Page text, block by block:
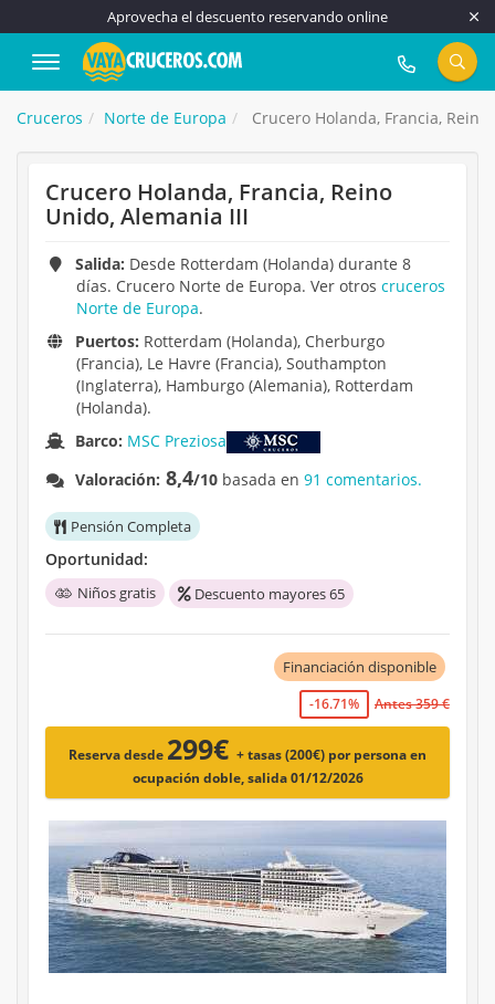
Aprovecha el descuento reservando online
917 815 555
Cruceros Norte de Europa Crucero Holanda, Francia,
Crucero Holanda, Francia, Reino
Unido, Alemania III
Salida: Desde Rotterdam (Holanda) durante 8
días. Crucero Norte de Europa. Ver otros cruceros
Norte de Europa.
Puertos: Rotterdam (Holanda), Cherburgo
(Francia), Le Havre (Francia), Southampton
(Inglaterra), Hamburgo (Alemania), Rotterdam
(Holanda).
Barco: MSC Preziosa
Valoración: 8,4/10 basada en91 comentarios.
Pensión Completa
Oportunidad:
Niños gratis Descuento mayores 65
Financiación disponible
-16.71% Antes 359 €
Reserva desde 299€ + tasas (200€) por persona en
ocupación doble, salida 01/12/2026